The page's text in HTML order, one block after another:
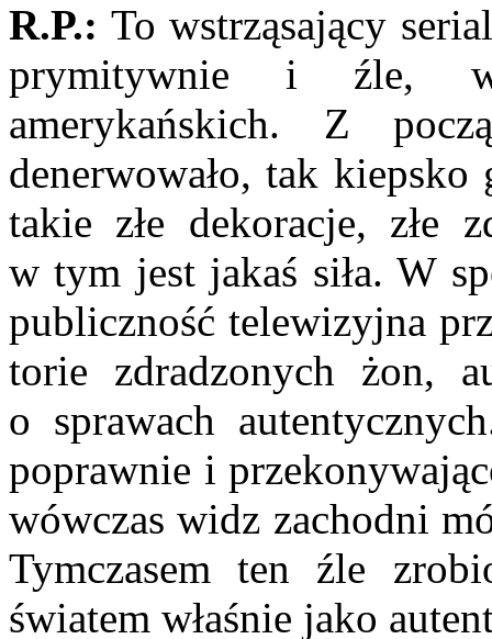
R.P.: To wstrząsający
prymitywnie i źle,
amerykańskich. Z
denerwowało, tak
takie złe dekoracje, złe
w tym jest jakaś siła. W
publiczność telewizyjna
torie zdradzonych żon,
o sprawach
poprawnie i
wó­wczas widz zachodni
Tymczasem ten źle
światem właśnie jako